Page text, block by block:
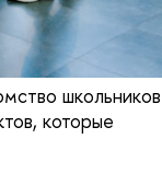
школьников
которые